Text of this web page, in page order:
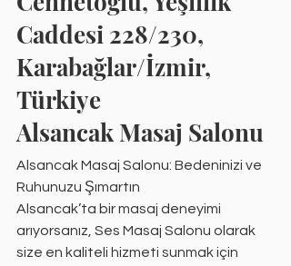
Caddesi 228/230,
Karabağlar/İzmir,
Türkiye
Alsancak Masaj Salonu
Alsancak Masaj Salonu: Bedeninizi ve
Ruhunuzu Şımartın
Alsancak’ta bir masaj deneyimi
arıyorsanız, Ses Masaj Salonu olarak
size en kaliteli hizmeti sunmak için